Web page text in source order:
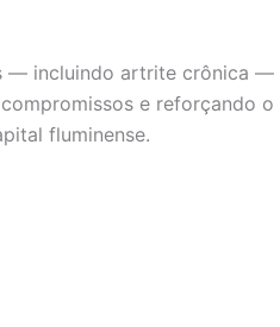
— incluindo artrite crônica —
e reforçando o
fluminense.